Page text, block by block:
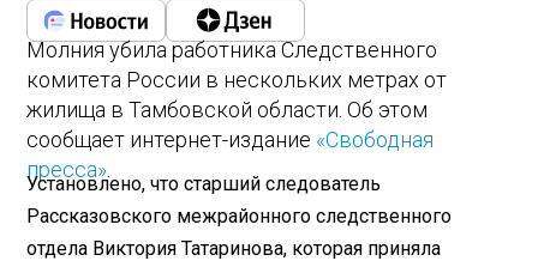
Молния убила работника Следственного
комитета России в нескольких метрах от
жилища в Тамбовской области. Об этом
сообщает интернет-издание «Свободная
пресса»
Установлено, что старший следователь
Рассказовского межрайонного следственного
отдела Виктория Татаринова, которая приняла